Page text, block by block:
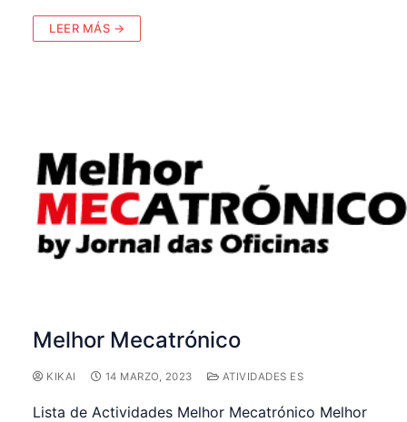
LEER MÁS →
Melhor Mecatrónico
KIKAI 14 MARZO, 2023 ATIVIDADES ES
Lista de Actividades Melhor Mecatrónico Melhor